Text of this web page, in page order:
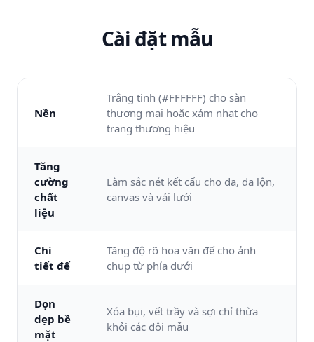
Cài đặt mẫu
Nền
Trắng tinh (#FFFFFF) cho sàn
thương mại hoặc xám nhạt cho
trang thương hiệu
Tăng
cường
chất
liệu
Làm sắc nét kết cấu cho da, da lộn,
canvas và vải lưới
Chi
tiết đế
Tăng độ rõ hoa văn đế cho ảnh
chụp từ phía dưới
Dọn
dẹp bề
mặt
Xóa bụi, vết trầy và sợi chỉ thừa
khỏi các đôi mẫu